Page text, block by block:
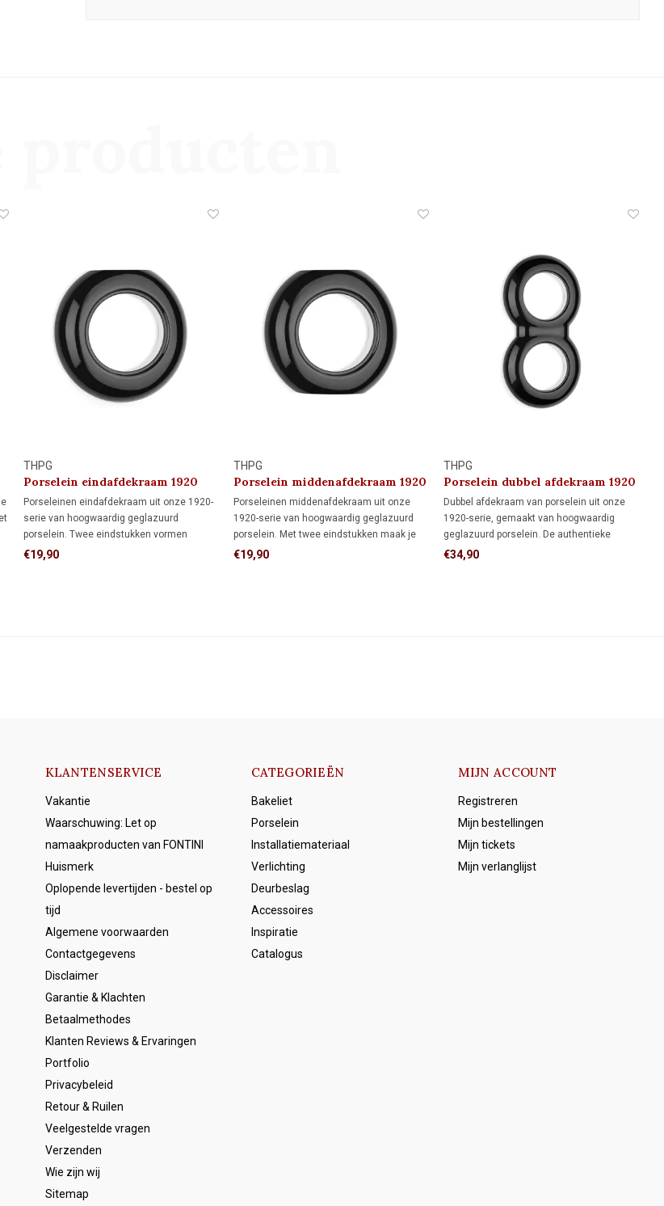
THPG
Porselein eindafdekraam 1920
Porseleinen eindafdekraam uit onze 1920-
serie van hoogwaardig geglazuurd
porselein. Twee eindstukken vormen
samen een dubbel afdekraam; met een
€19,90
THPG
Porselein middenafdekraam 1920
Porseleinen middenafdekraam uit onze
1920-serie van hoogwaardig geglazuurd
porselein. Met twee eindstukken maak je
eenvoudig een drievoudig afdekraam.
€19,90
THPG
Porselein dubbel afdekraam 1920
Dubbel afdekraam van porselein uit onze
1920-serie, gemaakt van hoogwaardig
geglazuurd porselein. De authentieke
uitstraling maakt dit afdekraam ideaal voor
€34,90
KLANTENSERVICE
Vakantie
Waarschuwing: Let op
namaakproducten van FONTINI
Huismerk
Oplopende levertijden - bestel op
tijd
Algemene voorwaarden
Contactgegevens
Disclaimer
Garantie & Klachten
Betaalmethodes
Klanten Reviews & Ervaringen
Portfolio
Privacybeleid
Retour & Ruilen
Veelgestelde vragen
Verzenden
Wie zijn wij
Sitemap
CATEGORIEËN
Bakeliet
Porselein
Installatiemateriaal
Verlichting
Deurbeslag
Accessoires
Inspiratie
Catalogus
MIJN ACCOUNT
Registreren
Mijn bestellingen
Mijn tickets
Mijn verlanglijst